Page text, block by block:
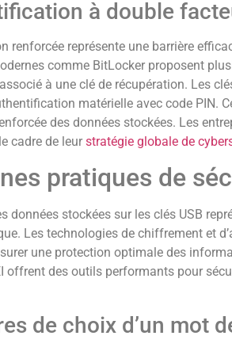
à double
renforcée représente une barrière
comme BitLocker proposent
à une clé de récupération. Les
matérielle avec code PIN.
des données stockées. Les
cadre de leur stratégie globale de
pratiques de
données stockées sur les clés USB
Les technologies de chiffrement et
une protection optimale des
offrent des outils performants pour
de choix d’un mot